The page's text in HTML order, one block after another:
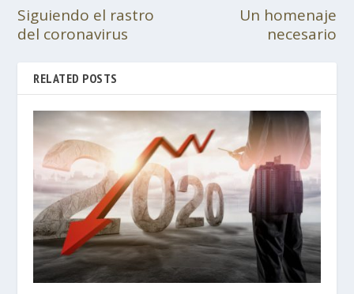
Siguiendo el rastro
del coronavirus
Un homenaje
necesario
RELATED POSTS